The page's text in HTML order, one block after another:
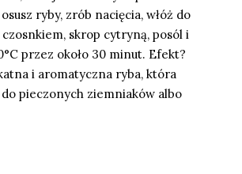
ryby, zrób nacięcia, włóż do
czosnkiem, skrop cytryną, posól i
przez około 30 minut. Efekt?
i aromatyczna ryba, która
pieczonych ziemniaków albo